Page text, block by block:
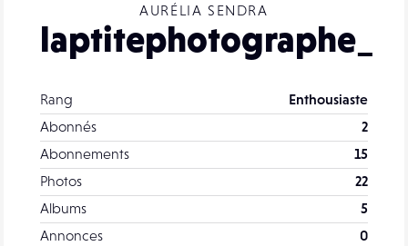
AURÉLIA SENDRA
laptitephotographe_
Rang
Enthousiaste
Abonnés
2
Abonnements
15
Photos
22
Albums
5
Annonces
0